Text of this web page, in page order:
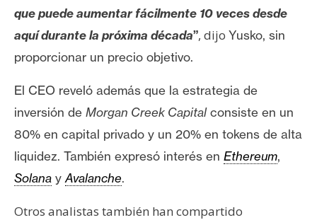
que puede aumentar fácilmente 10 veces desde
aquí durante la próxima década”, dijo Yusko, sin
proporcionar un precio objetivo.
El CEO reveló además que la estrategia de
inversión de Morgan Creek Capitalconsiste en un
80% en capital privado y un 20% en tokens de alta
liquidez. También expresó interés en Ethereum,
Solana y Avalanche.
Otros analistas también han compartido